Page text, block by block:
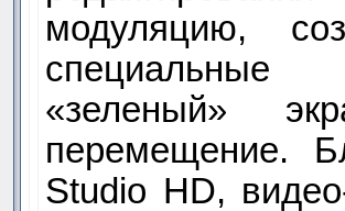
модуляцию,
«зеленый»
перемещение.
Studio HD,